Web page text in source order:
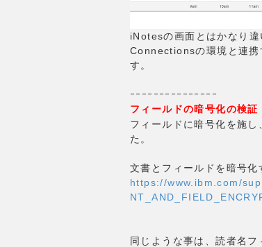
iNotesの画面とはかなり違
Connectionsの環境と連携
す。
ｰｰｰｰｰｰｰｰｰｰｰｰｰｰｰ
フィールドの暗号化の検証
フィールドに暗号化を施
た。
文書とフィールドを暗号化
https://www.ibm.com/
同じような事は、読者名